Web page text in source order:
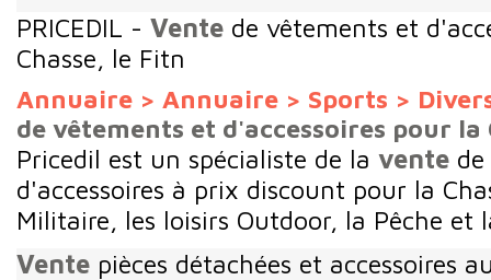
PRICEDIL - Vente de vêtements et
Chasse, le Fitn
Annuaire > Annuaire > Sports >
de vêtements et d'accessoires pour la
Pricedil est un spécialiste de la vente
d'accessoires à prix discount pour la
Militaire, les loisirs Outdoor, la Pêche et
Vente pièces détachées et accessoires